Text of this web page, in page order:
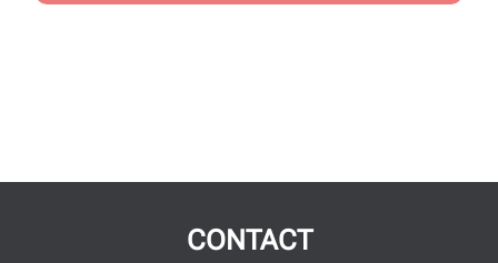
CONTACT